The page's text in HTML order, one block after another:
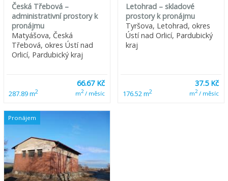
Česká Třebová –
administrativní prostory k
pronájmu
Matyášova, Česká
Třebová, okres Ústí nad
Orlicí, Pardubický kraj
287.89 m2
66.67 Kč
m2/ měsíc
Letohrad – skladové
prostory k pronájmu
Tyršova, Letohrad, okres
Ústí nad Orlicí, Pardubický
kraj
176.52 m2
37.5 Kč
m2/ měsíc
Pronájem